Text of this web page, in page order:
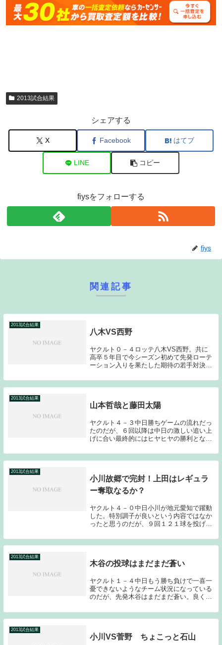
2013試合結果
シェアする
X Facebook はてブ
LINE コピー
fiysをフォローする
fiys
関連記事
2013試合結果
八木VS西野
ヤクルト０－４ロッテ八木VS西野。共に
高卒５年目で今シーズン初めて先発ローテ
ーション入りを果たした期待の若手対決で
に登板し１勝４敗、防御率２．５３。西野
は９試合に登板して５勝１敗、防御率は
2013試合結果
山本哲哉と藤田太陽
ヤクルト４－３中日勝ちゲームの流れだっ
たのだが、６回以降は中日の激しい追い上
げに合い最終的にはヒヤヒヤの勝利となっ
タイトルにもした山本哲と藤田の好投があ
ったからだ。小川監督らしからぬ早めの継
2013試合結果
小川故郷で完封！上田はレギュラ
ー奪取なるか？
ヤクルト４－０中日小川が地元愛知で躍動
した。特別調子が良いという内容ではなか
ったと思うのだが、９回１２１球を投げ
う結果は素晴らしかった。課題とされてい
たランナーを出してからの投球もまずまず
2013試合結果
木谷の投球はまだまだ蒼い
ヤクルト１－４中日もう勝ち負けで一喜一
憂できないようなチーム状況になっている
のだが、先発木谷はまだまだ蒼い。良くも
の木谷から触れていきたい。結果から言う
と７回で１１９球を投げて被安打９（被本
2013試合結果
小川VS菅野 ちょこっと石山